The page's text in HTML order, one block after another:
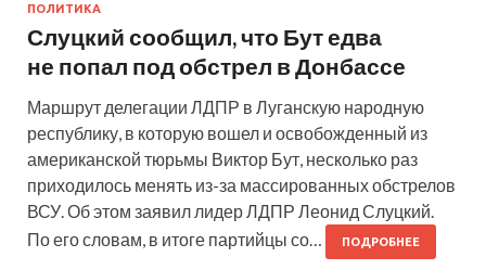
ПОЛИТИКА
Слуцкий сообщил, что Бут едва
не попал под обстрел в Донбассе
Маршрут делегации ЛДПР в Луганскую народную
республику, в которую вошел и освобожденный из
американской тюрьмы Виктор Бут, несколько раз
приходилось менять из-за массированных обстрелов
ВСУ. Об этом заявил лидер ЛДПР Леонид Слуцкий.
По его словам, в итоге партийцы со…
ПОДРОБНЕЕ